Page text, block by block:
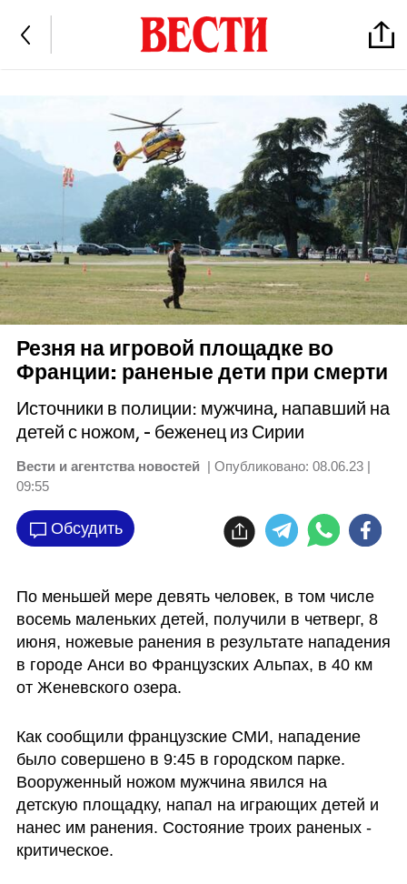
Резня на игровой площадке во
Франции: раненые дети при смерти
Источники в полиции: мужчина, напавший на
детей с ножом, - беженец из Сирии
Вести и агентства новостей | Опубликовано: 08.06.23 |
09:55
Обсудить
По меньшей мере девять человек, в том числе
восемь маленьких детей, получили в четверг, 8
июня, ножевые ранения в результате нападения
в городе Анси во Французских Альпах, в 40 км
от Женевского озера.
Как сообщили французские СМИ, нападение
было совершено в 9:45 в городском парке.
Вооруженный ножом мужчина явился на
детскую площадку, напал на играющих детей и
нанес им ранения. Состояние троих раненых -
критическое.